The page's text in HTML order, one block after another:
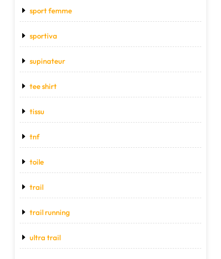
sport femme
sportiva
supinateur
tee shirt
tissu
tnf
toile
trail
trail running
ultra trail